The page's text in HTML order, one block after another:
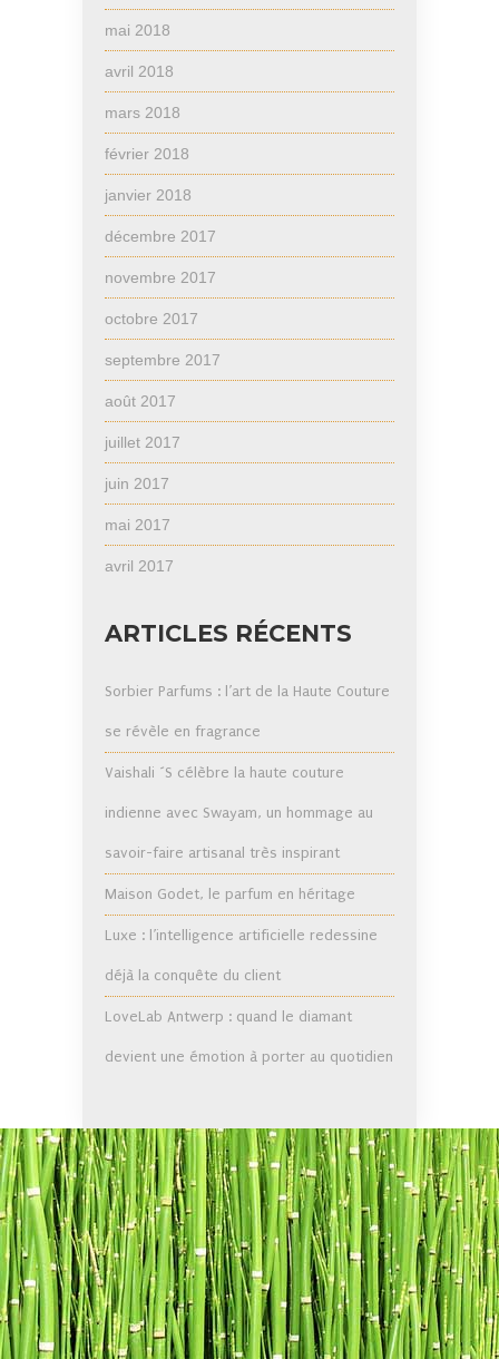
mai 2018
avril 2018
mars 2018
février 2018
janvier 2018
décembre 2017
novembre 2017
octobre 2017
septembre 2017
août 2017
juillet 2017
juin 2017
mai 2017
avril 2017
ARTICLES RÉCENTS
Sorbier Parfums : l’art de la Haute Couture
se révèle en fragrance
Vaishali ´S célèbre la haute couture
indienne avec Swayam, un hommage au
savoir-faire artisanal très inspirant
Maison Godet, le parfum en héritage
Luxe : l’intelligence artificielle redessine
déjà la conquête du client
LoveLab Antwerp : quand le diamant
devient une émotion à porter au quotidien